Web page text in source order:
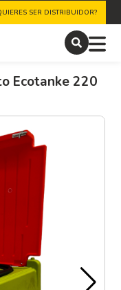
SER DISTRIBUIDOR?
Ecotanke 220